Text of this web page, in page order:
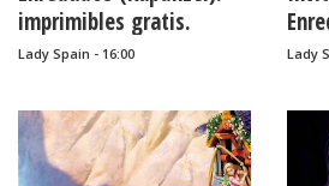
imprimibles gratis.
Lady Spain - 16:00 Lady